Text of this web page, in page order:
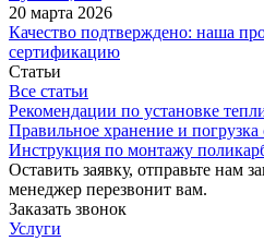
20 марта 2026
Качество подтверждено: наша
сертификацию
Статьи
Все статьи
Рекомендации по установке
Правильное хранение и погрузка
Инструкция по монтажу
Оставить заявку, отправьте нам
менеджер перезвонит вам.
Заказать звонок
Услуги